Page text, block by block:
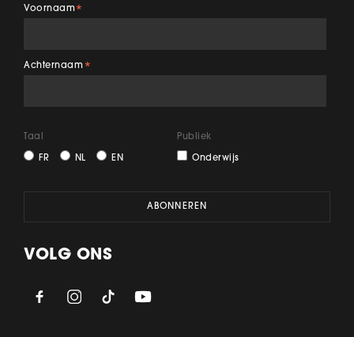
Voornaam*
Achternaam*
Taal
FR NL EN
Publiek
Onderwijs
VOLG ONS